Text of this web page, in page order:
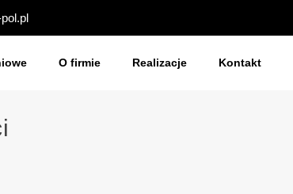
O firmie Realizacje Kontakt